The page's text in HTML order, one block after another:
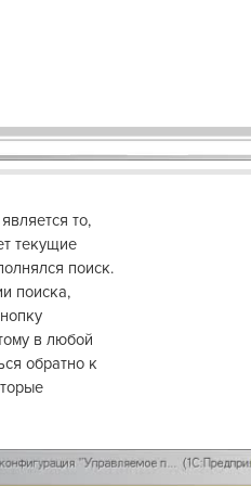
то,
текущие
поиск.
поиска,
в любой
обратно к